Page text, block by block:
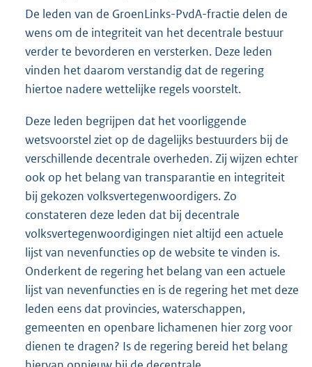
De leden van de GroenLinks-PvdA-fractie delen de
wens om de integriteit van het decentrale bestuur
verder te bevorderen en versterken. Deze leden
vinden het daarom verstandig dat de regering
hiertoe nadere wettelijke regels voorstelt.
Deze leden begrijpen dat het voorliggende
wetsvoorstel ziet op de dagelijks bestuurders bij de
verschillende decentrale overheden. Zij wijzen echter
ook op het belang van transparantie en integriteit
bij gekozen volksvertegenwoordigers. Zo
constateren deze leden dat bij decentrale
volksvertegenwoordigingen niet altijd een actuele
lijst van nevenfuncties op de website te vinden is.
Onderkent de regering het belang van een actuele
lijst van nevenfuncties en is de regering het met deze
leden eens dat provincies, waterschappen,
gemeenten en openbare lichamenen hier zorg voor
dienen te dragen? Is de regering bereid het belang